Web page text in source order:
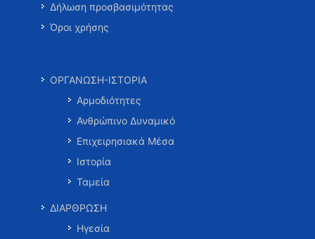
Δήλωση προσβασιμότητας
Όροι χρήσης
ΟΡΓΑΝΩΣΗ-ΙΣΤΟΡΙΑ
Αρμοδιότητες
Ανθρώπινο Δυναμικό
Επιχειρησιακά Μέσα
Ιστορία
Ταμεία
ΔΙΑΡΘΡΩΣΗ
Ηγεσία